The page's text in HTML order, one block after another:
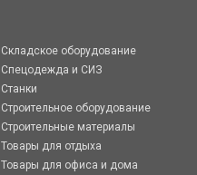
Складское оборудование
Спецодежда и СИЗ
Станки
Строительное оборудование
Строительные материалы
Товары для отдыха
Товары для офиса и дома